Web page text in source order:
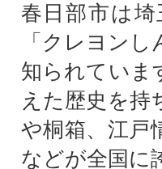
春日部市は
「クレヨン
知られていま
えた歴史を持
や桐箱、江戸
などが全国に